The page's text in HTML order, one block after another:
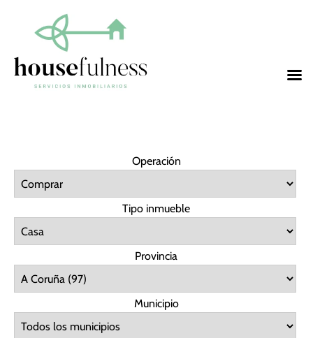
Operación
Tipo inmueble
Provincia
Municipio